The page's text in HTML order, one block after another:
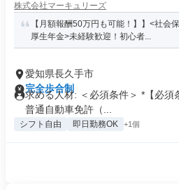
株式会社マーキュリーズ
【月額報酬50万円も可能！】】<社会
厚生年金>未経験歓迎！初心者...
愛知県長久手市
完全歩合制
求める人材: ＜必須条件＞ *【必須
普通自動車免許（...
シフト自由 即日勤務OK +1個